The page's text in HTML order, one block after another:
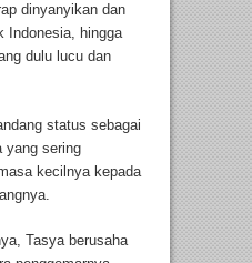
dinyanyikan dan
Indonesia, hingga
dulu lucu dan
status sebagai
yang sering
kecilnya kepada
Tasya berusaha